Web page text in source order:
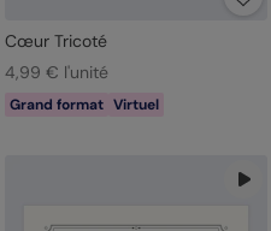
Cœur Tricoté
4,99 € l'unité
Grand format Virtuel